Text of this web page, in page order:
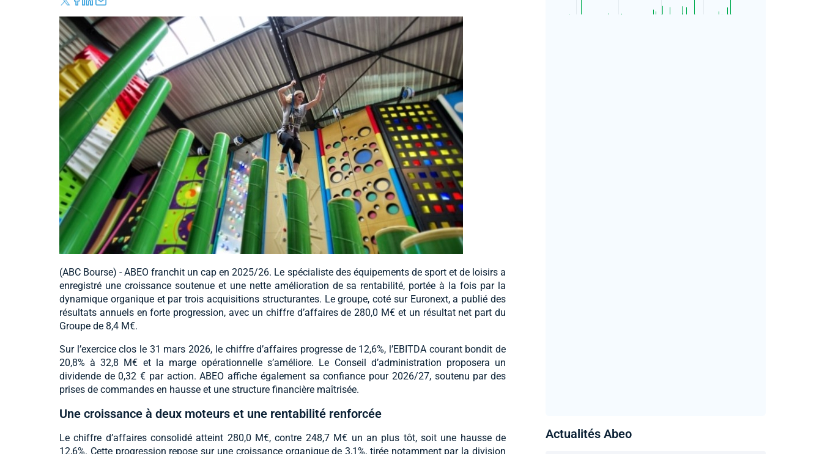
(ABC Bourse) - ABEO franchit un cap en 2025/26. Le spécialiste des équipements de sport et de loisirs a
enregistré une croissance soutenue et une nette amélioration de sa rentabilité, portée à la fois par la
dynamique organique et par trois acquisitions structurantes. Le groupe, coté sur Euronext, a publié des
résultats annuels en forte progression, avec un chiffre d’affaires de 280,0 M€ et un résultat net part du
Groupe de 8,4 M€.
Sur l’exercice clos le 31 mars 2026, le chiffre d’affaires progresse de 12,6%, l’EBITDA courant bondit de
20,8% à 32,8 M€ et la marge opérationnelle s’améliore. Le Conseil d’administration proposera un
dividende de 0,32 € par action. ABEO affiche également sa confiance pour 2026/27, soutenu par des
prises de commandes en hausse et une structure financière maîtrisée.
Une croissance à deux moteurs et une rentabilité renforcée
Le chiffre d’affaires consolidé atteint 280,0 M€, contre 248,7 M€ un an plus tôt, soit une hausse de
12,6%. Cette progression repose sur une croissance organique de 3,1%, tirée notamment par la division
Actualités Abeo